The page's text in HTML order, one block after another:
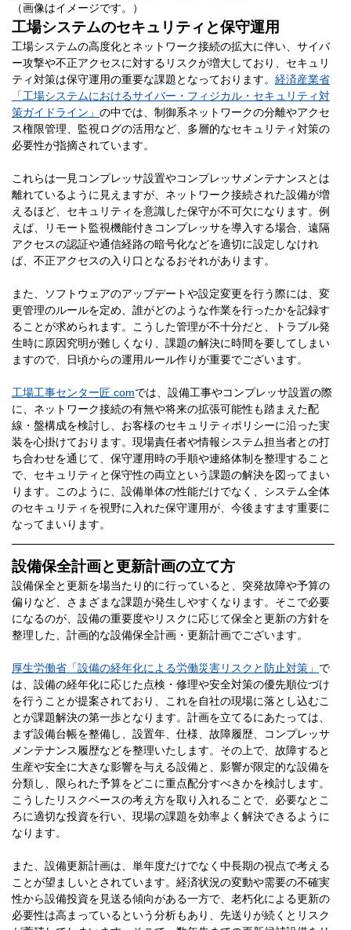
（画像はイメージです。）
工場システムのセキュリティと保守運用
工場システムの高度化とネットワーク接続の拡大に伴い、サイバ
ー攻撃や不正アクセスに対するリスクが増大しており、セキュリ
ティ対策は保守運用の重要な課題となっております。 経済産業省
「工場システムにおけるサイバー・フィジカル・セキュリティ対
策ガイドライン」 の中では、制御系ネットワークの分離やアクセ
ス権限管理、監視ログの活用など、多層的なセキュリティ対策の
必要性が指摘されています。
これらは一見コンプレッサ設置やコンプレッサメンテナンスとは
離れているように見えますが、ネットワーク接続された設備が増
えるほど、セキュリティを意識した保守が不可欠になります。例
えば、リモート監視機能付きコンプレッサを導入する場合、遠隔
アクセスの認証や通信経路の暗号化などを適切に設定しなけれ
ば、不正アクセスの入り口となるおそれがあります。
また、ソフトウェアのアップデートや設定変更を行う際には、変
更管理のルールを定め、誰がどのような作業を行ったかを記録す
ることが求められます。こうした管理が不十分だと、トラブル発
生時に原因究明が難しくなり、課題の解決に時間を要してしまい
ますので、日頃からの運用ルール作りが重要でございます。
工場工事センター匠.comでは、設備工事やコンプレッサ設置の際
に、ネットワーク接続の有無や将来の拡張可能性も踏まえた配
線・盤構成を検討し、お客様のセキュリティポリシーに沿った実
装を心掛けております。現場責任者や情報システム担当者との打
ち合わせを通じて、保守運用時の手順や連絡体制を整理すること
で、セキュリティと保守性の両立という課題の解決を図ってまい
ります。このように、設備単体の性能だけでなく、システム全体
のセキュリティを視野に入れた保守運用が、今後ますます重要に
なってまいります。
設備保全計画と更新計画の立て方
設備保全と更新を場当たり的に行っていると、突発故障や予算の
偏りなど、さまざまな課題が発生しやすくなります。そこで必要
になるのが、設備の重要度やリスクに応じて保全と更新の方針を
整理した、計画的な設備保全計画・更新計画でございます。
厚生労働省「設備の経年化による労働災害リスクと防止対策」 で
は、設備の経年化に応じた点検・修理や安全対策の優先順位づけ
を行うことが提案されており、これを自社の現場に落とし込むこ
とが課題解決の第一歩となります。計画を立てるにあたっては、
まず設備台帳を整備し、設置年、仕様、故障履歴、コンプレッサ
メンテナンス履歴などを整理いたします。その上で、故障すると
生産や安全に大きな影響を与える設備と、影響が限定的な設備を
分類し、限られた予算をどこに重点配分すべきかを検討します。
こうしたリスクベースの考え方を取り入れることで、必要なとこ
ろに適切な投資を行い、現場の課題を効率よく解決できるように
なります。
また、設備更新計画は、単年度だけでなく中長期の視点で考える
ことが望ましいとされています。経済状況の変動や需要の不確実
性から設備投資を見送る傾向がある一方で、老朽化による更新の
必要性は高まっているという分析もあり、先送りが続くとリスク